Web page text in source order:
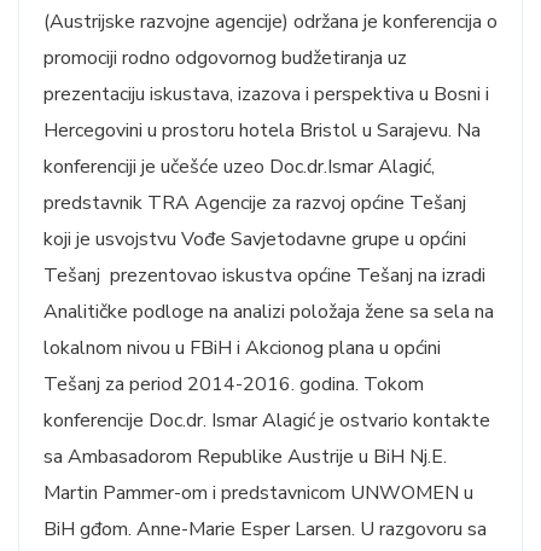
(Austrijske razvojne agencije) održana je konferencija o
promociji rodno odgovornog budžetiranja uz
prezentaciju iskustava, izazova i perspektiva u Bosni i
Hercegovini u prostoru hotela Bristol u Sarajevu. Na
konferenciji je učešće uzeo Doc.dr.Ismar Alagić,
predstavnik TRA Agencije za razvoj općine Tešanj
koji je usvojstvu Vođe Savjetodavne grupe u općini
Tešanj prezentovao iskustva općine Tešanj na izradi
Analitičke podloge na analizi položaja žene sa sela na
lokalnom nivou u FBiH i Akcionog plana u općini
Tešanj za period 2014-2016. godina. Tokom
konferencije Doc.dr. Ismar Alagić je ostvario kontakte
sa Ambasadorom Republike Austrije u BiH Nj.E.
Martin Pammer-om i predstavnicom UNWOMEN u
BiH gđom. Anne-Marie Esper Larsen. U razgovoru sa